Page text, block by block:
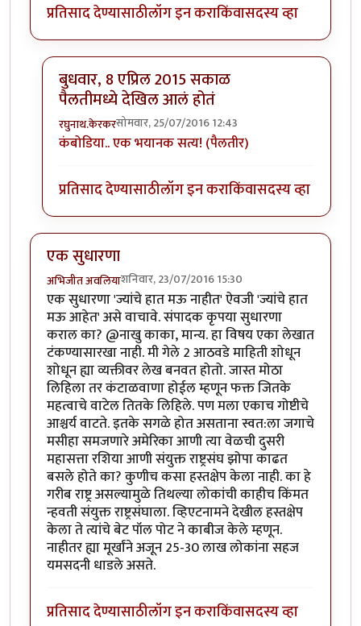
प्रतिसाद देण्यासाठीलॉग इन कराकिंवासदस्य व्हा
बुधवार, 8 एप्रिल 2015 सकाळ
पैलतीमध्ये देखिल आलं होतं
रघुनाथ.केरकरसोमवार, 25/07/2016 12:43
In reply toखुप पुर्वी वाचलय याविषयी
कंबोडिया.. एक भयानक सत्य! (पैलतीर)
प्रतिसाद देण्यासाठीलॉग इन कराकिंवासदस्य व्हा
एक सुधारणा
अभिजीत अवलियाशनिवार, 23/07/2016 15:30
एक सुधारणा 'ज्यांचे हात मऊ नाहीत' ऐवजी 'ज्यांचे हात
मऊ आहेत' असे वाचावे. संपादक कृपया सुधारणा
कराल का? @नाखु काका, मान्य. हा विषय एका लेखात
टंकण्यासारखा नाही. मी गेले 2 आठवडे माहिती शोधून
शोधून ह्या व्यक्तीवर लेख बनवत होतो. जास्त मोठा
लिहिला तर कंटाळवाणा होईल म्हणून फक्त जितके
महत्वाचे वाटेल तितके लिहिले. पण मला एकाच गोष्टीचे
आश्चर्य वाटते. इतके सगळे होत असताना स्वत:ला जगाचे
मसीहा समजणारे अमेरिका आणी त्या वेळची दुसरी
महासत्ता रशिया आणी संयुक्त राष्ट्रसंघ झोपा काढत
बसले होते का? कुणीच कसा हस्तक्षेप केला नाही. का हे
गरीब राष्ट्र असल्यामुळे तिथल्या लोकांची काहीच किंमत
न्हवती संयुक्त राष्ट्रसंघाला. व्हिएटनामने देखील हस्तक्षेप
केला ते त्यांचे बेट पॉल पोट ने काबीज केले म्हणून.
नाहीतर ह्या मूर्खांने अजून 25-30 लाख लोकांना सहज
यमसदनी धाडले असते.
प्रतिसाद देण्यासाठीलॉग इन कराकिंवासदस्य व्हा